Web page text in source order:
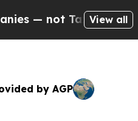
Taxpayers — the
View all
by AGP